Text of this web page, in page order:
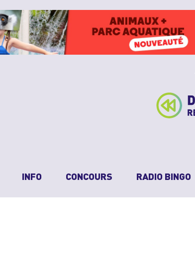
INFO CONCOURS RADIO BINGO